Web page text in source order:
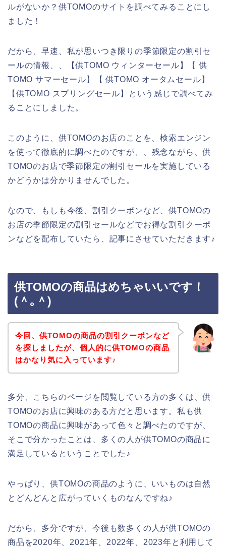
ルがないか？供TOMOのサイトを調べてみることにし
ました！
だから、早速、私が思いつき限りの季節限定の割引セ
ールの情報、、【供TOMO ウィンターセール】【 供
TOMO サマーセール】【 供TOMO オータムセール】
【供TOMO スプリングセール】という感じで調べてみ
ることにしました。
このように、供TOMOのお店のことを、検索エンジン
を使って徹底的に調べたのですが、、残念ながら、供
TOMOのお店で季節限定の割引セールを実施している
かどうかは分かりませんでした。
なので、もしも今後、割引クーポンなど、供TOMOの
お店の季節限定の割引セールなどでお得な割引クーポ
ンなどを配布していたら、記事にさせていただきます♪
供TOMOの商品はめちゃいいです！
(＾｡＾)
今回、供TOMOの商品の割引クーポンなど
を探しましたが、個人的に供TOMOの商品
はかなり気に入っています♪
多分、こちらのページを閲覧している方の多くは、供
TOMOのお店に興味のある方だと思います。私も供
TOMOの商品に興味があって色々と調べたのですが、
そこで分かったことは、多くの人が供TOMOの商品に
満足しているということでした♪
やっぱり、供TOMOの商品のように、いいものは自然
とどんどんと広がっていくものなんですね♪
だから、多分ですが、今後も数多くの人が供TOMOの
商品を2020年、2021年、2022年、2023年と利用して